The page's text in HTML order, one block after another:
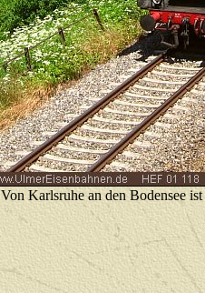
Von Karlsruhe an den Bodensee